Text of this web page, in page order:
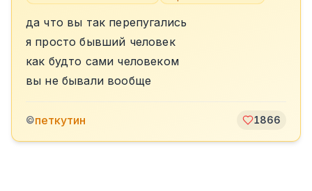
да что вы так перепугались
я просто бывший человек
как будто сами человеком
вы не бывали вообще
©петкутин 1866